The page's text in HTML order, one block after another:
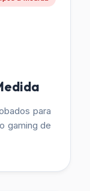
para
gaming de